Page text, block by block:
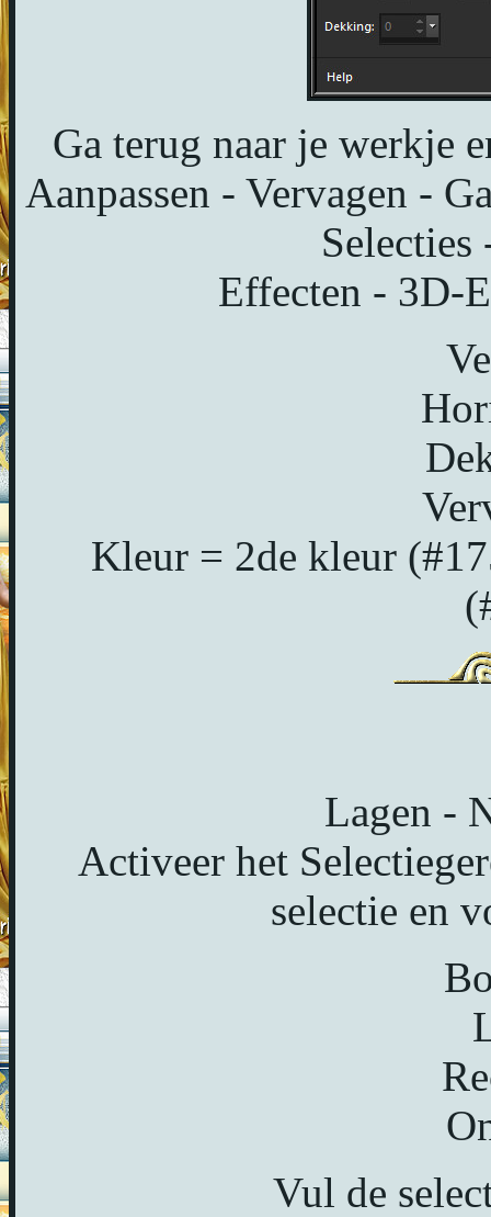
Ga terug naar je werkje
Aanpassen - Vervagen -
Selecties
Effecten - 3D-
Kleur = 2de kleur
Lagen -
Activeer het
selectie en
Vul de